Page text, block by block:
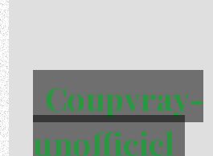
Coupvray-
unofficiel